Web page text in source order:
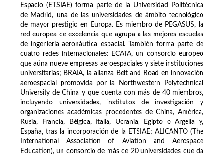
Espacio (ETSIAE) forma parte de la Universidad Politécnica
de Madrid, una de las universidades de ámbito tecnológico
de mayor prestigio en Europa. Es miembro de PEGASUS, la
red europea de excelencia que agrupa a las mejores escuelas
de ingeniería aeronáutica espacial. También forma parte de
cuatro redes internacionales: ECATA, un consorcio europeo
que aúna nueve empresas aeroespaciales y siete instituciones
universitarias; BRAIA, la alianza Belt and Road en innovación
aeroespacial promovida por la Northwestern Polytechnical
University de China y que cuenta con más de 40 miembros,
incluyendo universidades, institutos de investigación y
organizaciones académicas procedentes de China, América,
Rusia, Francia, Bélgica, Italia, Ucrania, Egipto o Argelia y,
España, tras la incorporación de la ETSIAE; ALICANTO (The
International Association of Aviation and Aerospace
Education), un consorcio de más de 20 universidades que da